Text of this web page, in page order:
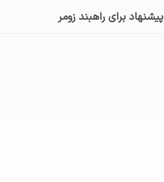
پیشنهاد برای راهبند زومر